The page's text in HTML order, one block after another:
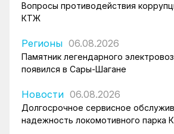
Вопросы противодействия
КТЖ
Регионы 06.08.2026
Памятник легендарного
появился в Сары-Шагане
Новости 06.08.2026
Долгосрочное сервисное
надежность локомотивного парка